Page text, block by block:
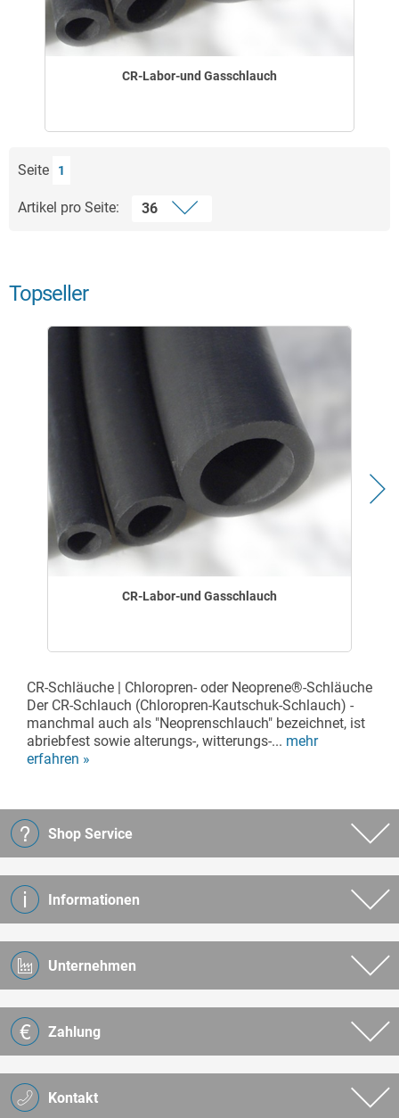
CR-Labor-und Gasschlauch
Seite 1
Artikel pro Seite:
Topseller
CR-Labor-und Gasschlauch
CR-Schläuche | Chloropren- oder Neoprene®-Schläuche
Der CR-Schlauch (Chloropren-Kautschuk-Schlauch) -
manchmal auch als "Neoprenschlauch" bezeichnet, ist
abriebfest sowie alterungs-, witterungs-... mehr
erfahren »
Kontakt
Shop Service
Informationen
Unternehmen
Zahlung